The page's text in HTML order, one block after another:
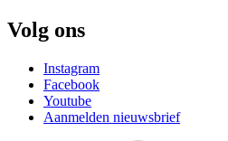
Volg ons
Instagram
Facebook
Youtube
Aanmelden nieuwsbrief